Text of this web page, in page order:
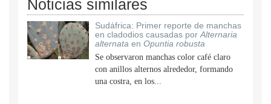
Noticias similares
Sudáfrica: Primer reporte de manchas
en cladodios causadas por Alternaria
alternata en Opuntia robusta
Se observaron manchas color café claro
con anillos alternos alrededor, formando
una costra, en los...